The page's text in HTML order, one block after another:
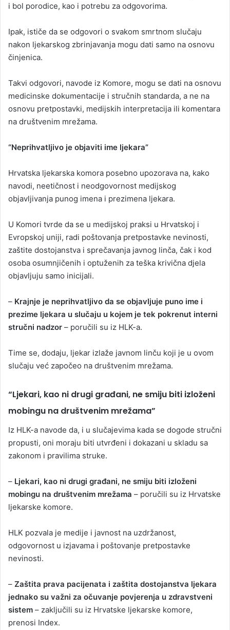
i bol porodice, kao i potrebu za odgovorima.
Ipak, ističe da se odgovori o svakom smrtnom slučaju
nakon ljekarskog zbrinjavanja mogu dati samo na osnovu
činjenica.
Takvi odgovori, navode iz Komore, mogu se dati na osnovu
medicinske dokumentacije i stručnih standarda, a ne na
osnovu pretpostavki, medijskih interpretacija ili komentara
na društvenim mrežama.
“Neprihvatljivo je objaviti ime ljekara”
Hrvatska ljekarska komora posebno upozorava na, kako
navodi, neetičnost i neodgovornost medijskog
objavljivanja punog imena i prezimena ljekara.
U Komori tvrde da se u medijskoj praksi u Hrvatskoj i
Evropskoj uniji, radi poštovanja pretpostavke nevinosti,
zaštite dostojanstva i sprečavanja javnog linča, čak i kod
osoba osumnjičenih i optuženih za teška krivična djela
objavljuju samo inicijali.
– Krajnje je neprihvatljivo da se objavljuje puno ime i
prezime ljekara u slučaju u kojem je tek pokrenut interni
stručni nadzor – poručili su iz HLK-a.
Time se, dodaju, ljekar izlaže javnom linču koji je u ovom
slučaju već započeo na društvenim mrežama.
“Ljekari, kao ni drugi građani, ne smiju biti izloženi
mobingu na društvenim mrežama”
Iz HLK-a navode da, i u slučajevima kada se dogode stručni
propusti, oni moraju biti utvrđeni i dokazani u skladu sa
zakonom i pravilima struke.
– Ljekari, kao ni drugi građani, ne smiju biti izloženi
mobingu na društvenim mrežama – poručili su iz Hrvatske
ljekarske komore.
HLK pozvala je medije i javnost na uzdržanost,
odgovornost u izjavama i poštovanje pretpostavke
nevinosti.
– Zaštita prava pacijenata i zaštita dostojanstva ljekara
jednako su važni za očuvanje povjerenja u zdravstveni
sistem – zaključili su iz Hrvatske ljekarske komore,
prenosi Index.